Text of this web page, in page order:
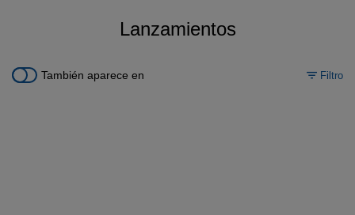
Lanzamientos
También aparece en Filtro